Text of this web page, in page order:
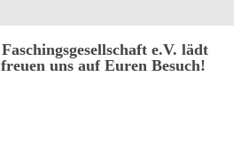
e.V. lädt
uns auf Euren Besuch!